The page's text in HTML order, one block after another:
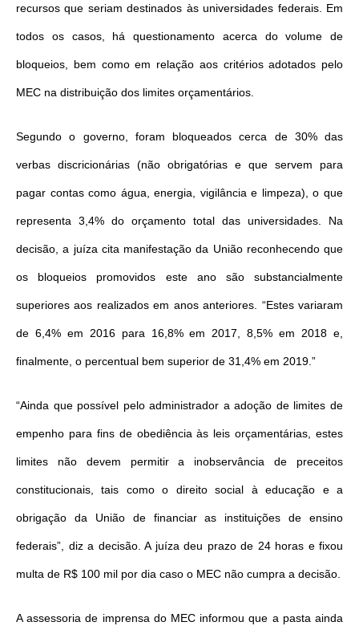
recursos que seriam destinados às universidades federais. Em
todos os casos, há questionamento acerca do volume de
bloqueios, bem como em relação aos critérios adotados pelo
MEC na distribuição dos limites orçamentários.
Segundo o governo, foram bloqueados cerca de 30% das
verbas discricionárias (não obrigatórias e que servem para
pagar contas como água, energia, vigilância e limpeza), o que
representa 3,4% do orçamento total das universidades. Na
decisão, a juíza cita manifestação da União reconhecendo que
os bloqueios promovidos este ano são substancialmente
superiores aos realizados em anos anteriores. “Estes variaram
de 6,4% em 2016 para 16,8% em 2017, 8,5% em 2018 e,
finalmente, o percentual bem superior de 31,4% em 2019.”
“Ainda que possível pelo administrador a adoção de limites de
empenho para fins de obediência às leis orçamentárias, estes
limites não devem permitir a inobservância de preceitos
constitucionais, tais como o direito social à educação e a
obrigação da União de financiar as instituições de ensino
federais”, diz a decisão. A juíza deu prazo de 24 horas e fixou
multa de R$ 100 mil por dia caso o MEC não cumpra a decisão.
A assessoria de imprensa do MEC informou que a pasta ainda